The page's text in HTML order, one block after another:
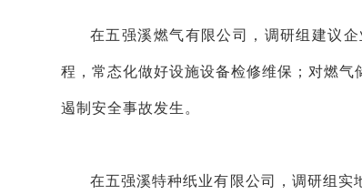
在五强溪燃气有限公司，调研组建议
程，常态化做好设施设备检修维保；对燃
遏制安全事故发生。
在五强溪特种纸业有限公司，调研组实